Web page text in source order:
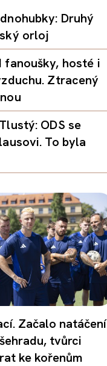
Druhý
orloj
fanoušky, hosté i
Ztracený
ODS se
To byla
Začalo natáčení
tvůrci
ke kořenům